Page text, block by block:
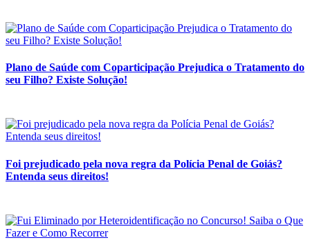
Plano de Saúde com Coparticipação Prejudica o Tratamento do
seu Filho? Existe Solução!
Foi prejudicado pela nova regra da Polícia Penal de Goiás?
Entenda seus direitos!